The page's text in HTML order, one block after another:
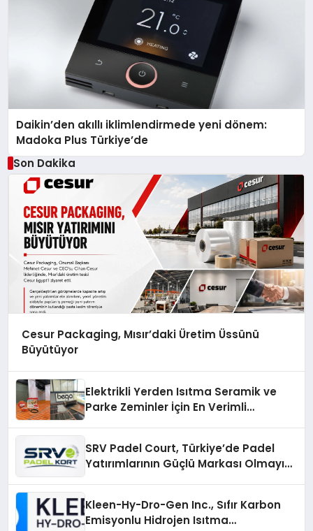
Daikin’den akıllı iklimlendirmede yeni dönem:
Madoka Plus Türkiye’de
Son Dakika
Cesur Packaging, Mısır’daki Üretim Üssünü
Büyütüyor
Elektrikli Yerden Isıtma Seramik ve
Parke Zeminler İçin En Verimli
SRV Padel Court, Türkiye’de Padel
Yatırımlarının Güçlü Markası Olmayı
Kleen-Hy-Dro-Gen Inc., Sıfır Karbon
Emisyonlu Hidrojen Isıtma